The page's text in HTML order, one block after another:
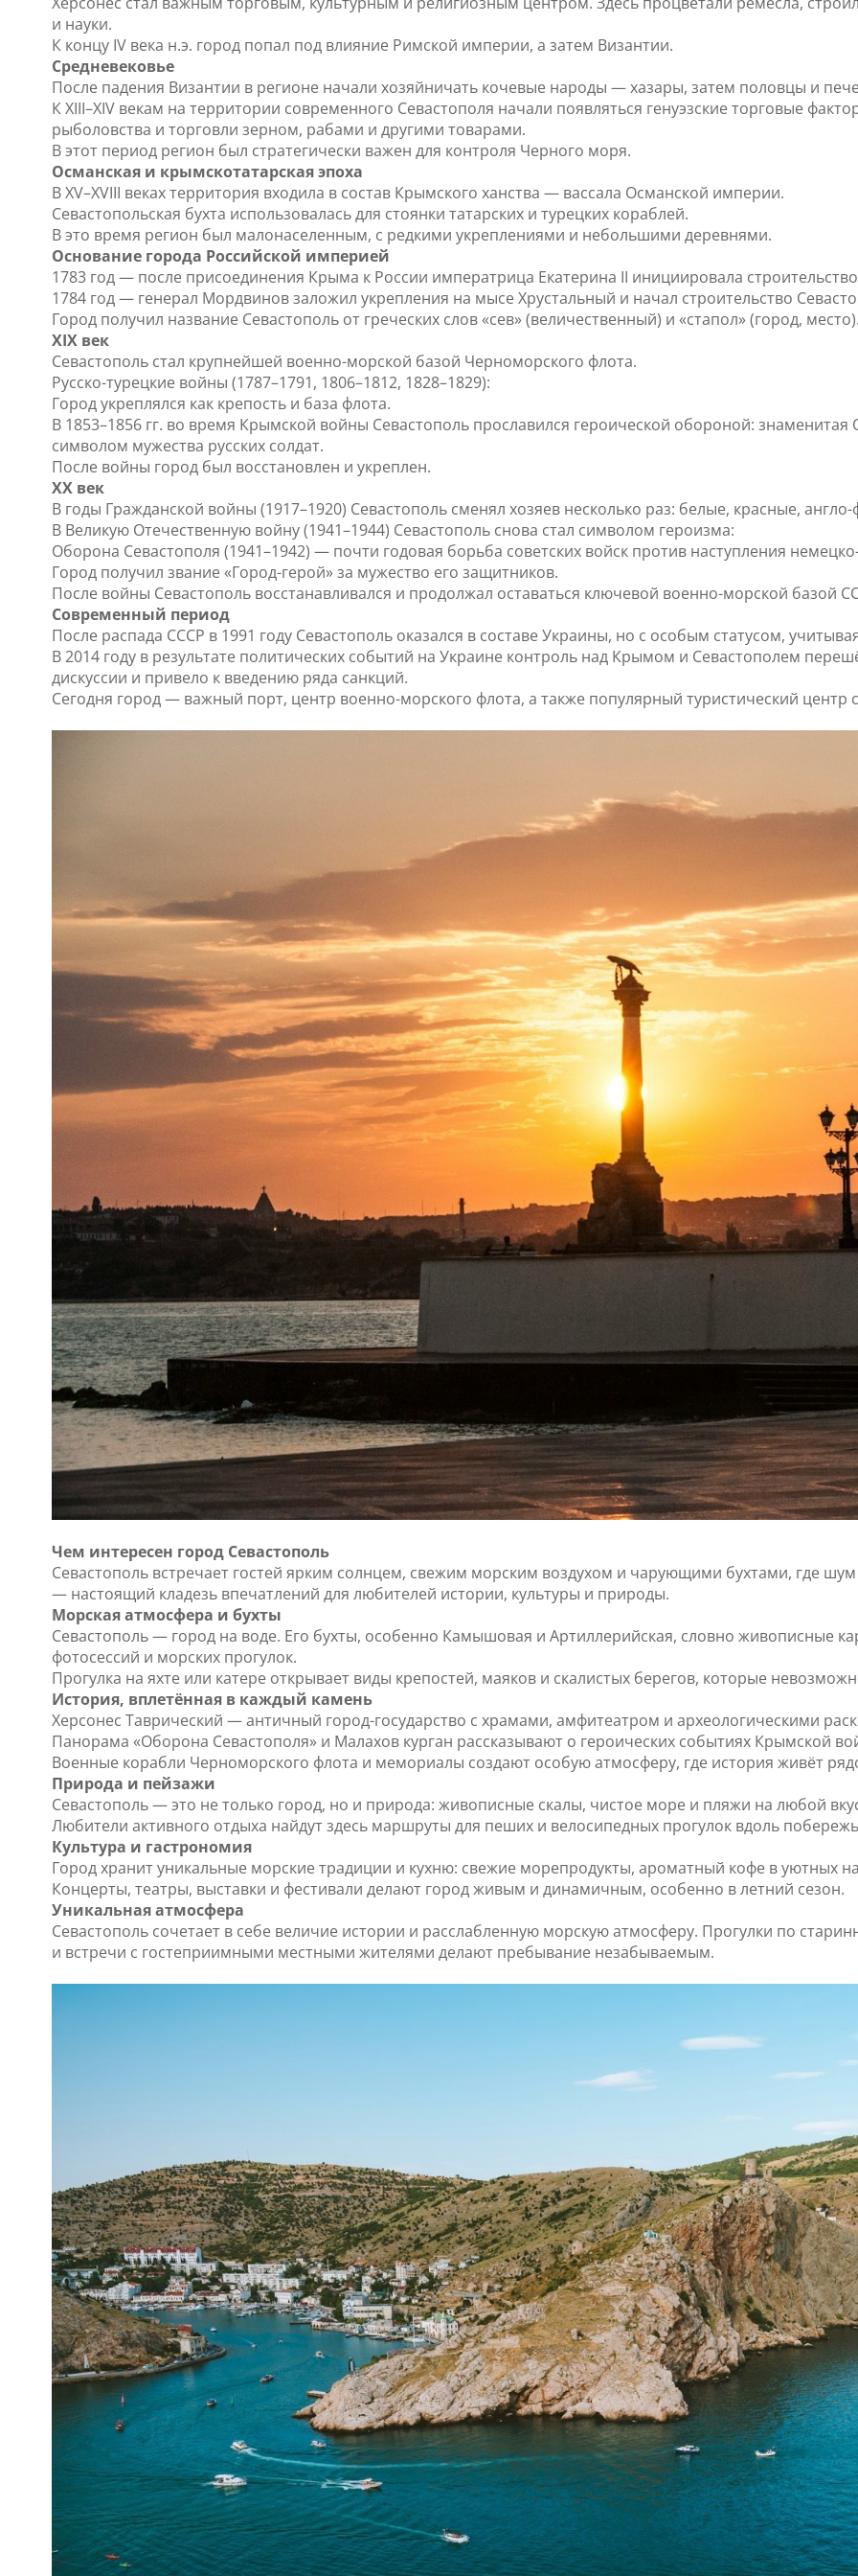
и науки.
К концу IV века н.э. город попал под влияние Римской империи, а затем Византии.
Средневековье
После падения Византии в регионе начали хозяйничать кочевые народы — хазары, затем половцы и
К XIII–XIV векам на территории современного Севастополя начали появляться генуэзские торговые
рыболовства и торговли зерном, рабами и другими товарами.
В этот период регион был стратегически важен для контроля Черного моря.
Османская и крымскотатарская эпоха
В XV–XVIII веках территория входила в состав Крымского ханства — вассала Османской империи.
Севастопольская бухта использовалась для стоянки татарских и турецких кораблей.
В это время регион был малонаселенным, с редкими укреплениями и небольшими деревнями.
Основание города Российской империей
1783 год — после присоединения Крыма к России императрица Екатерина II инициировала
1784 год — генерал Мордвинов заложил укрепления на мысе Хрустальный и начал строительство
Город получил название Севастополь от греческих слов «сев» (величественный) и «стапол» (город,
XIX век
Севастополь стал крупнейшей военно-морской базой Черноморского флота.
Русско-турецкие войны (1787–1791, 1806–1812, 1828–1829):
Город укреплялся как крепость и база флота.
В 1853–1856 гг. во время Крымской войны Севастополь прославился героической обороной: знаменитая
символом мужества русских солдат.
После войны город был восстановлен и укреплен.
XX век
В годы Гражданской войны (1917–1920) Севастополь сменял хозяев несколько раз: белые, красные,
В Великую Отечественную войну (1941–1944) Севастополь снова стал символом героизма:
Оборона Севастополя (1941–1942) — почти годовая борьба советских войск против наступления
Город получил звание «Город-герой» за мужество его защитников.
После войны Севастополь восстанавливался и продолжал оставаться ключевой военно-морской базой
Современный период
После распада СССР в 1991 году Севастополь оказался в составе Украины, но с особым статусом,
В 2014 году в результате политических событий на Украине контроль над Крымом и Севастополем
дискуссии и привело к введению ряда санкций.
Сегодня город — важный порт, центр военно-морского флота, а также популярный туристический центр
Чем интересен город Севастополь
Севастополь встречает гостей ярким солнцем, свежим морским воздухом и чарующими бухтами, где
— настоящий кладезь впечатлений для любителей истории, культуры и природы.
Морская атмосфера и бухты
Севастополь — город на воде. Его бухты, особенно Камышовая и Артиллерийская, словно живописные
фотосессий и морских прогулок.
Прогулка на яхте или катере открывает виды крепостей, маяков и скалистых берегов, которые
История, вплетённая в каждый камень
Херсонес Таврический — античный город-государство с храмами, амфитеатром и археологическими
Панорама «Оборона Севастополя» и Малахов курган рассказывают о героических событиях Крымской
Военные корабли Черноморского флота и мемориалы создают особую атмосферу, где история живёт
Природа и пейзажи
Севастополь — это не только город, но и природа: живописные скалы, чистое море и пляжи на любой
Любители активного отдыха найдут здесь маршруты для пеших и велосипедных прогулок вдоль
Культура и гастрономия
Город хранит уникальные морские традиции и кухню: свежие морепродукты, ароматный кофе в уютных
Концерты, театры, выставки и фестивали делают город живым и динамичным, особенно в летний сезон.
Уникальная атмосфера
Севастополь сочетает в себе величие истории и расслабленную морскую атмосферу. Прогулки по
и встречи с гостеприимными местными жителями делают пребывание незабываемым.